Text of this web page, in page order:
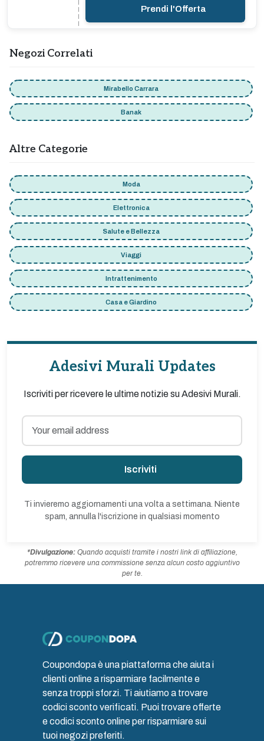
Prendi l'Offerta
Negozi Correlati
Mirabello Carrara
Banak
Altre Categorie
Moda
Elettronica
Salute e Bellezza
Viaggi
Intrattenimento
Casa e Giardino
Adesivi Murali Updates
Iscriviti per ricevere le ultime notizie su Adesivi Murali.
Iscriviti
Ti invieremo aggiornamenti una volta a settimana. Niente
spam, annulla l'iscrizione in qualsiasi momento
*Divulgazione:Quando acquisti tramite i nostri link di affiliazione,
potremmo ricevere una commissione senza alcun costo aggiuntivo
per te.
Coupondopa è una piattaforma che aiuta i
clienti online a risparmiare facilmente e
senza troppi sforzi. Ti aiutiamo a trovare
codici sconto verificati. Puoi trovare offerte
e codici sconto online per risparmiare sui
tuoi negozi preferiti.